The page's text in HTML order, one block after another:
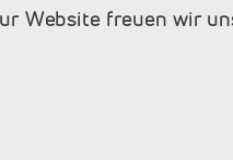
Website freuen wir